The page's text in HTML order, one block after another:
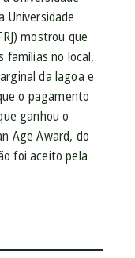
Universidade
mostrou que
famílias no local,
da lagoa e
o pagamento
ganhou o
Age Award, do
foi aceito pela